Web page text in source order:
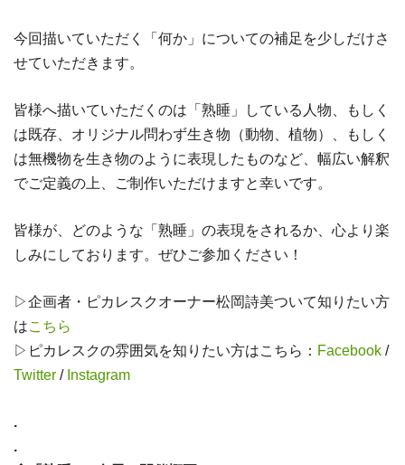
今回描いていただく「何か」についての補足を少しだけさ
せていただきます。
皆様へ描いていただくのは「熟睡」している人物、もしく
は既存、オリジナル問わず生き物（動物、植物）、もしく
は無機物を生き物のように表現したものなど、幅広い解釈
でご定義の上、ご制作いただけますと幸いです。
皆様が、どのような「熟睡」の表現をされるか、心より楽
しみにしております。ぜひご参加ください！
▷企画者・ピカレスクオーナー松岡詩美ついて知りたい方
はこちら
▷ピカレスクの雰囲気を知りたい方はこちら： Facebook /
Twitter / Instagram
.
.